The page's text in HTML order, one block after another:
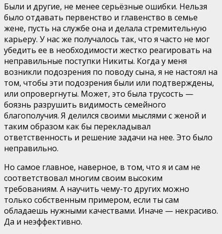
Были и другие, не менее серьёзные ошибки. Нельзя
было отдавать первенство и главенство в семье
жене, пусть на службе она и делала стремительную
карьеру. У нас же получалось так, что я часто не мог
убедить ее в необходимости жестко реагировать на
неправильные поступки Никиты. Когда у меня
возникли подозрения по поводу сына, я не настоял на
том, чтобы эти подозрения были или подтверждены,
или опровергнуты. Может, это была трусость —
боязнь разрушить видимость семейного
благополучия. Я делился своими мыслями с женой и
таким образом как бы перекладывал
ответственность и решение задачи на нее. Это было
неправильно.
Но самое главное, наверное, в том, что я и сам не
соответствовал многим своим высоким
требованиям. А научить чему-то других можно
только собственным примером, если ты сам
обладаешь нужными качествами. Иначе — некрасиво.
Да и неэффективно.